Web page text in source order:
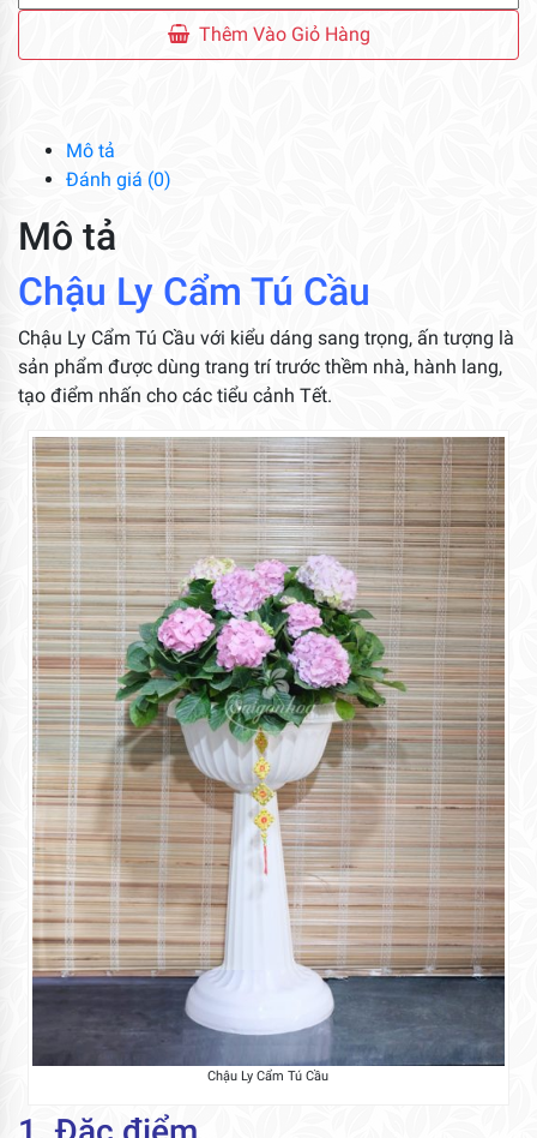
Tú
Thêm Vào Giỏ Hàng
Mô tả
Đánh giá (0)
Mô tả
Chậu Ly Cẩm Tú Cầu
Chậu Ly Cẩm Tú Cầu với kiểu dáng sang trọng, ấn tượng là
sản phẩm được dùng trang trí trước thềm nhà, hành lang,
tạo điểm nhấn cho các tiểu cảnh Tết.
Chậu Ly Cẩm Tú Cầu